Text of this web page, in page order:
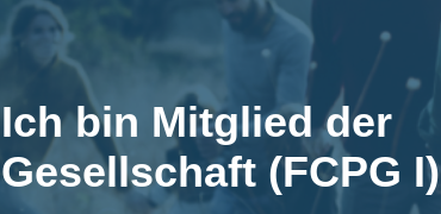
Ich bin Mitglied der
Gesellschaft (FCPG I)